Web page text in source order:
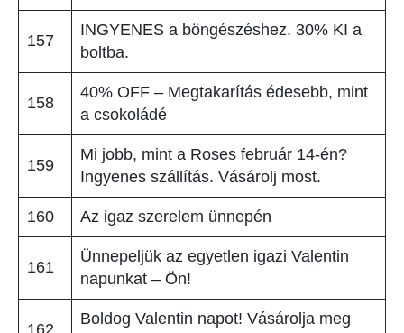
157
INGYENES a böngészéshez. 30% KI a
boltba.
158
40% OFF – Megtakarítás édesebb, mint
a csokoládé
159
Mi jobb, mint a Roses február 14-én?
Ingyenes szállítás. Vásárolj most.
160 Az igaz szerelem ünnepén
161
Ünnepeljük az egyetlen igazi Valentin
napunkat – Ön!
162
Boldog Valentin napot! Vásárolja meg